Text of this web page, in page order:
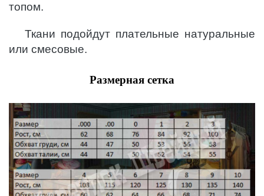
топом.
Ткани подойдут плательные натуральные
или смесовые.
Размерная сетка